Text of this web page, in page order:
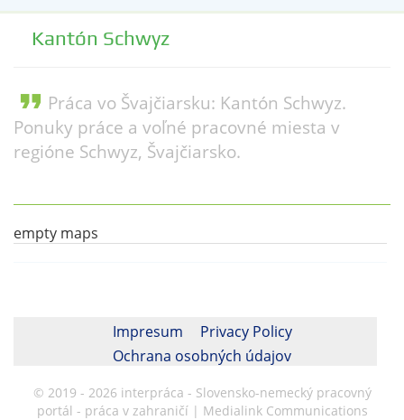
Kantón Schwyz
format_quote Práca vo Švajčiarsku: Kantón Schwyz.
Ponuky práce a voľné pracovné miesta v
regióne Schwyz, Švajčiarsko.
empty maps
Impresum
Privacy Policy
Ochrana osobných údajov
© 2019 - 2026 interpráca - Slovensko-nemecký pracovný
portál - práca v zahraničí | Medialink Communications